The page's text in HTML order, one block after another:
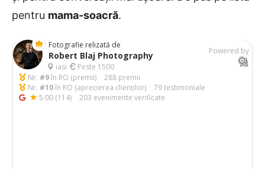
pentru mama-soacră.